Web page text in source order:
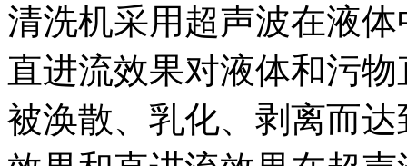
清洗机采用超声波在液
直进流效果对液体和污
被涣散、乳化、剥离而